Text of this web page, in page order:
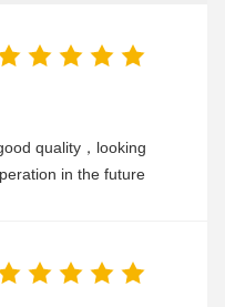
quality，looking
in the future